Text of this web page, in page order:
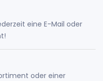
eine E-Mail oder
oder einer